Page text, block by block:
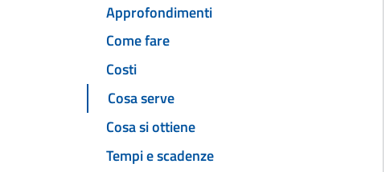
Approfondimenti
Come fare
Costi
Cosa serve
Cosa si ottiene
Tempi e scadenze